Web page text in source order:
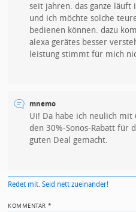
seit jahren. das ganze
und ich möchte solche
bedienen können. dazu
alexa gerätes besser
leistung stimmt für mich
mnemo
Ui! Da habe ich neulich
den 30%-Sonos-Rabatt für
guten Deal gemacht.
Redet mit. Seid nett zueinander!
KOMMENTAR*